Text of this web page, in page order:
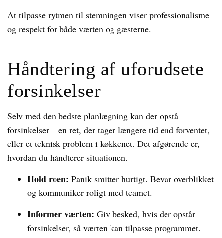
At tilpasse rytmen til stemningen viser professionalisme
og respekt for både værten og gæsterne.
Håndtering af uforudsete
forsinkelser
Selv med den bedste planlægning kan der opstå
forsinkelser – en ret, der tager længere tid end forventet,
eller et teknisk problem i køkkenet. Det afgørende er,
hvordan du håndterer situationen.
Hold roen: Panik smitter hurtigt. Bevar overblikket
og kommuniker roligt med teamet.
Informer værten: Giv besked, hvis der opstår
forsinkelser, så værten kan tilpasse programmet.